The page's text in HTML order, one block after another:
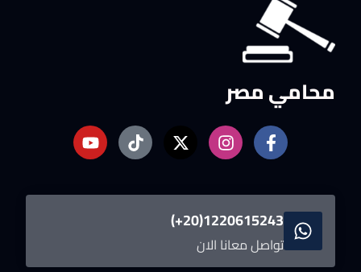
محامي مصر
1220615243(20+)
تواصل معانا الان